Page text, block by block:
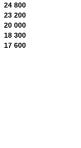
24 800
23 200
20 000
18 300
17 600